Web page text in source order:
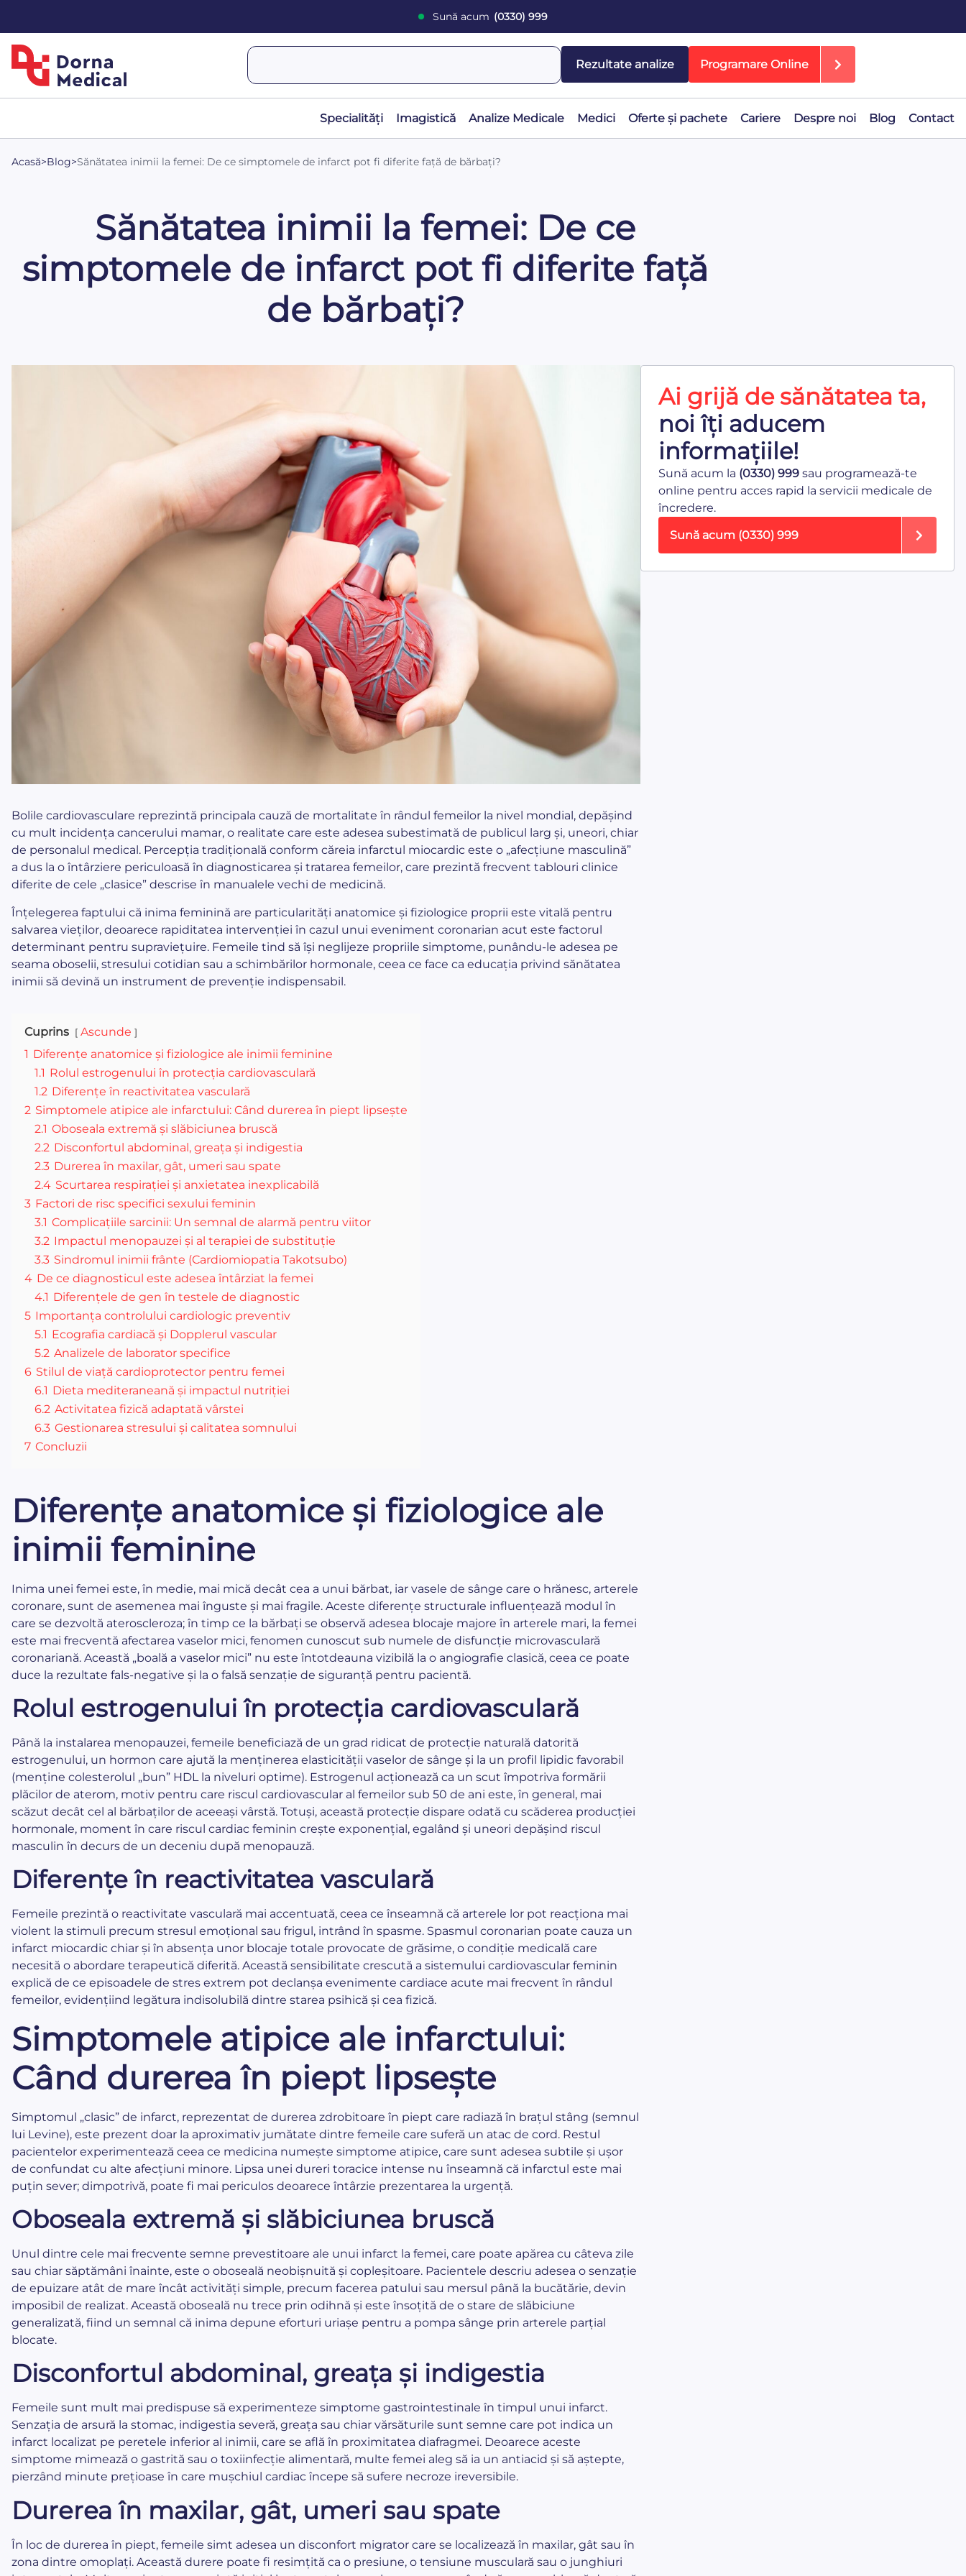
Sună acum (0330) 999
Rezultate analize Programare Online
Specialități Imagistică Analize Medicale Medici Oferte și pachete Cariere Despre noi Blog Contact
Acasă>Blog>Sănătatea inimii la femei: De ce simptomele de infarct pot fi diferite față de bărbați?
Sănătatea inimii la femei: De ce
simptomele de infarct pot fi diferite față
de bărbați?
Bolile cardiovasculare reprezintă principala cauză de mortalitate în rândul femeilor la nivel mondial, depășind
cu mult incidența cancerului mamar, o realitate care este adesea subestimată de publicul larg și, uneori, chiar
de personalul medical. Percepția tradițională conform căreia infarctul miocardic este o „afecțiune masculină”
a dus la o întârziere periculoasă în diagnosticarea și tratarea femeilor, care prezintă frecvent tablouri clinice
diferite de cele „clasice” descrise în manualele vechi de medicină.
Înțelegerea faptului că inima feminină are particularități anatomice și fiziologice proprii este vitală pentru
salvarea vieților, deoarece rapiditatea intervenției în cazul unui eveniment coronarian acut este factorul
determinant pentru supraviețuire. Femeile tind să își neglijeze propriile simptome, punându-le adesea pe
seama oboselii, stresului cotidian sau a schimbărilor hormonale, ceea ce face ca educația privind sănătatea
inimii să devină un instrument de prevenție indispensabil.
Cuprins
Ascunde
1 Diferențe anatomice și fiziologice ale inimii feminine
1.1 Rolul estrogenului în protecția cardiovasculară
1.2 Diferențe în reactivitatea vasculară
2 Simptomele atipice ale infarctului: Când durerea în piept lipsește
2.1 Oboseala extremă și slăbiciunea bruscă
2.2 Disconfortul abdominal, greața și indigestia
2.3 Durerea în maxilar, gât, umeri sau spate
2.4 Scurtarea respirației și anxietatea inexplicabilă
3 Factori de risc specifici sexului feminin
3.1 Complicațiile sarcinii: Un semnal de alarmă pentru viitor
3.2 Impactul menopauzei și al terapiei de substituție
3.3 Sindromul inimii frânte (Cardiomiopatia Takotsubo)
4 De ce diagnosticul este adesea întârziat la femei
4.1 Diferențele de gen în testele de diagnostic
5 Importanța controlului cardiologic preventiv
5.1 Ecografia cardiacă și Dopplerul vascular
5.2 Analizele de laborator specifice
6 Stilul de viață cardioprotector pentru femei
6.1 Dieta mediteraneană și impactul nutriției
6.2 Activitatea fizică adaptată vârstei
6.3 Gestionarea stresului și calitatea somnului
7 Concluzii
Diferențe anatomice și fiziologice ale
inimii feminine
Inima unei femei este, în medie, mai mică decât cea a unui bărbat, iar vasele de sânge care o hrănesc, arterele
coronare, sunt de asemenea mai înguste și mai fragile. Aceste diferențe structurale influențează modul în
care se dezvoltă ateroscleroza; în timp ce la bărbați se observă adesea blocaje majore în arterele mari, la femei
este mai frecventă afectarea vaselor mici, fenomen cunoscut sub numele de disfuncție microvasculară
coronariană. Această „boală a vaselor mici” nu este întotdeauna vizibilă la o angiografie clasică, ceea ce poate
duce la rezultate fals-negative și la o falsă senzație de siguranță pentru pacientă.
Rolul estrogenului în protecția cardiovasculară
Până la instalarea menopauzei, femeile beneficiază de un grad ridicat de protecție naturală datorită
estrogenului, un hormon care ajută la menținerea elasticității vaselor de sânge și la un profil lipidic favorabil
(menține colesterolul „bun” HDL la niveluri optime). Estrogenul acționează ca un scut împotriva formării
plăcilor de aterom, motiv pentru care riscul cardiovascular al femeilor sub 50 de ani este, în general, mai
scăzut decât cel al bărbaților de aceeași vârstă. Totuși, această protecție dispare odată cu scăderea producției
hormonale, moment în care riscul cardiac feminin crește exponențial, egalând și uneori depășind riscul
masculin în decurs de un deceniu după menopauză.
Diferențe în reactivitatea vasculară
Femeile prezintă o reactivitate vasculară mai accentuată, ceea ce înseamnă că arterele lor pot reacționa mai
violent la stimuli precum stresul emoțional sau frigul, intrând în spasme. Spasmul coronarian poate cauza un
infarct miocardic chiar și în absența unor blocaje totale provocate de grăsime, o condiție medicală care
necesită o abordare terapeutică diferită. Această sensibilitate crescută a sistemului cardiovascular feminin
explică de ce episoadele de stres extrem pot declanșa evenimente cardiace acute mai frecvent în rândul
femeilor, evidențiind legătura indisolubilă dintre starea psihică și cea fizică.
Simptomele atipice ale infarctului:
Când durerea în piept lipsește
Simptomul „clasic” de infarct, reprezentat de durerea zdrobitoare în piept care radiază în brațul stâng (semnul
lui Levine), este prezent doar la aproximativ jumătate dintre femeile care suferă un atac de cord. Restul
pacientelor experimentează ceea ce medicina numește simptome atipice, care sunt adesea subtile și ușor
de confundat cu alte afecțiuni minore. Lipsa unei dureri toracice intense nu înseamnă că infarctul este mai
puțin sever; dimpotrivă, poate fi mai periculos deoarece întârzie prezentarea la urgență.
Oboseala extremă și slăbiciunea bruscă
Unul dintre cele mai frecvente semne prevestitoare ale unui infarct la femei, care poate apărea cu câteva zile
sau chiar săptămâni înainte, este o oboseală neobișnuită și copleșitoare. Pacientele descriu adesea o senzație
de epuizare atât de mare încât activități simple, precum facerea patului sau mersul până la bucătărie, devin
imposibil de realizat. Această oboseală nu trece prin odihnă și este însoțită de o stare de slăbiciune
generalizată, fiind un semnal că inima depune eforturi uriașe pentru a pompa sânge prin arterele parțial
blocate.
Disconfortul abdominal, greața și indigestia
Femeile sunt mult mai predispuse să experimenteze simptome gastrointestinale în timpul unui infarct.
Senzația de arsură la stomac, indigestia severă, greața sau chiar vărsăturile sunt semne care pot indica un
infarct localizat pe peretele inferior al inimii, care se află în proximitatea diafragmei. Deoarece aceste
simptome mimează o gastrită sau o toxiinfecție alimentară, multe femei aleg să ia un antiacid și să aștepte,
pierzând minute prețioase în care mușchiul cardiac începe să sufere necroze ireversibile.
Durerea în maxilar, gât, umeri sau spate
În loc de durerea în piept, femeile simt adesea un disconfort migrator care se localizează în maxilar, gât sau în
zona dintre omoplați. Această durere poate fi resimțită ca o presiune, o tensiune musculară sau o junghiuri
Ai grijă de sănătatea ta,
noi îți aducem
informațiile!
Sună acum la (0330) 999sau programează-te
online pentru acces rapid la servicii medicale de
încredere.
Sună acum (0330) 999